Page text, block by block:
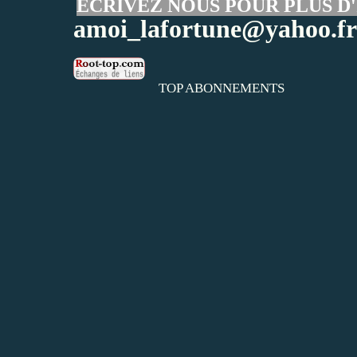
ECRIVEZ NOUS POUR PLUS
amoi_lafortune@yahoo.fr
TOP ABONNEMENTS